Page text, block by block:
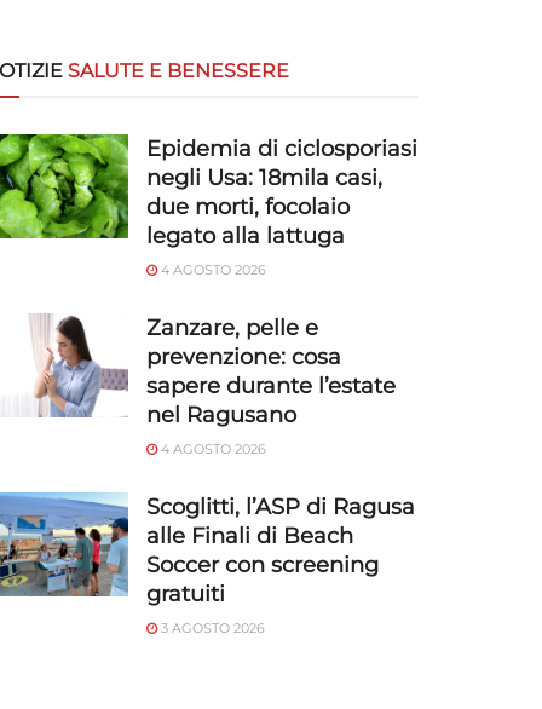
SALUTE E BENESSERE
Epidemia di ciclosporiasi
negli Usa: 18mila casi,
due morti, focolaio
legato alla lattuga
4 AGOSTO 2026
Zanzare, pelle e
prevenzione: cosa
sapere durante l’estate
nel Ragusano
4 AGOSTO 2026
Scoglitti, l’ASP di Ragusa
alle Finali di Beach
Soccer con screening
gratuiti
3 AGOSTO 2026